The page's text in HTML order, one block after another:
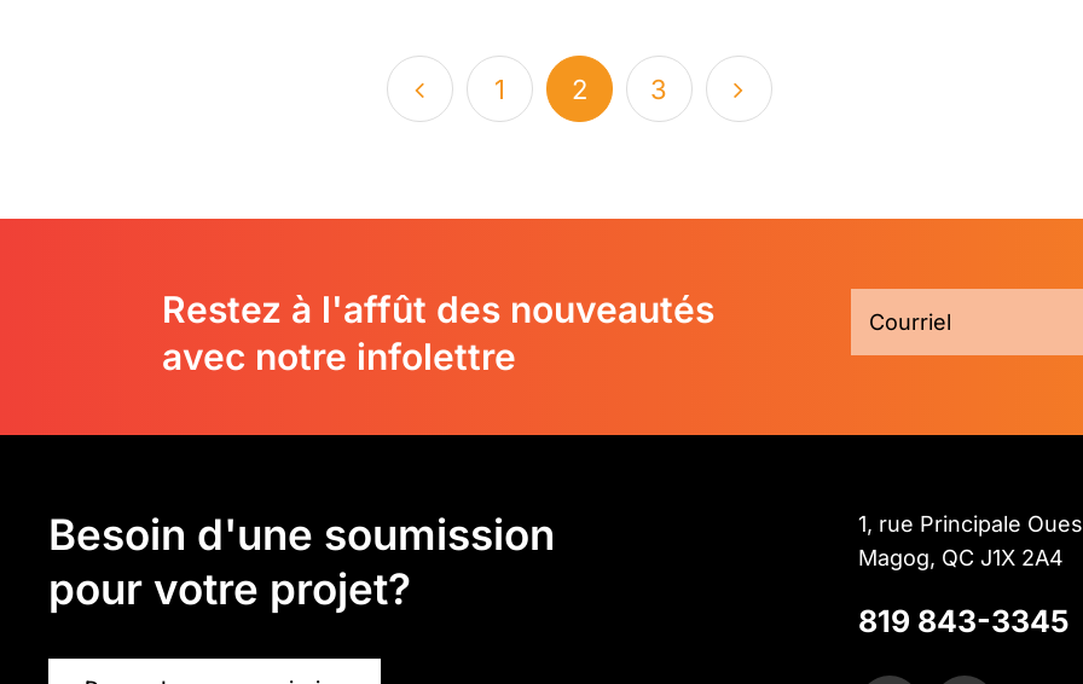
1 2 3
Restez à l'affût des nouveautés
avec notre infolettre
Besoin d'une soumission
pour votre projet?
1, rue Principale
Magog, QC J1X 2A4
819 843-3345